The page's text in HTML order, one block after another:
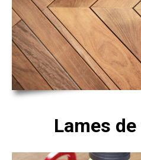
Lames